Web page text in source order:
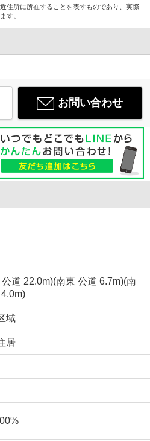
住所に所在することを表すものであり、実際
す。
お問い合わせ
道 22.0m)(南東 公道 6.7m)(南
域
居